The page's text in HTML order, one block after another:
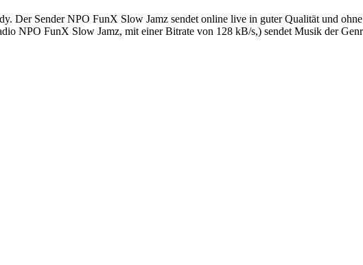
Der Sender NPO FunX Slow Jamz sendet online live in guter Qualität und
NPO FunX Slow Jamz, mit einer Bitrate von 128 kB/s,) sendet Musik der